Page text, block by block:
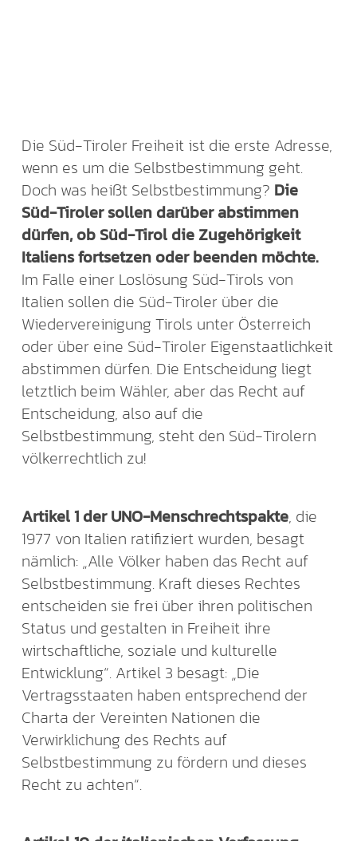
Die Süd-Tiroler Freiheit ist die erste Adresse,
wenn es um die Selbstbestimmung geht.
Doch was heißt Selbstbestimmung? Die
Süd-Tiroler sollen darüber abstimmen
dürfen, ob Süd-Tirol die Zugehörigkeit
Italiens fortsetzen oder beenden möchte.
Im Falle einer Loslösung Süd-Tirols von
Italien sollen die Süd-Tiroler über die
Wiedervereinigung Tirols unter Österreich
oder über eine Süd-Tiroler Eigenstaatlichkeit
abstimmen dürfen. Die Entscheidung liegt
letztlich beim Wähler, aber das Recht auf
Entscheidung, also auf die
Selbstbestimmung, steht den Süd-Tirolern
völkerrechtlich zu!
Artikel 1 der UNO-Menschrechtspakte, die
1977 von Italien ratifiziert wurden, besagt
nämlich: „Alle Völker haben das Recht auf
Selbstbestimmung. Kraft dieses Rechtes
entscheiden sie frei über ihren politischen
Status und gestalten in Freiheit ihre
wirtschaftliche, soziale und kulturelle
Entwicklung“. Artikel 3 besagt: „Die
Vertragsstaaten haben entsprechend der
Charta der Vereinten Nationen die
Verwirklichung des Rechts auf
Selbstbestimmung zu fördern und dieses
Recht zu achten“.